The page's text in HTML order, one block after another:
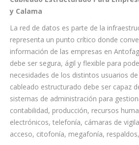
y Calama
La red de datos es parte de la
representa un punto crítico donde
información de las empresas en
debe ser segura, ágil y flexible para
necesidades de los distintos usuarios
cableado estructurado debe ser capaz
sistemas de administración para
contabilidad, producción, recursos
electrónicos, telefonía, cámaras de
acceso, citofonía, megafonía,